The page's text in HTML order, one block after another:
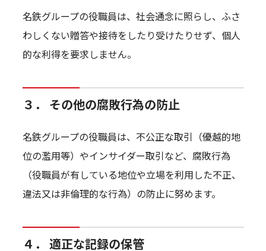
名鉄グループの役職員は、社会通念に照らし、ふさ
わしくない贈答や接待をしたり受けたりせず、個人
的な利得を要求しません。
３． その他の腐敗行為の防止
名鉄グループの役職員は、不公正な取引（優越的地
位の濫用等）やインサイダー取引など、腐敗行為
（役職員が有している地位や立場を利用した不正、
違法又は非倫理的な行為）の防止に努めます。
４． 適正な記録の保管